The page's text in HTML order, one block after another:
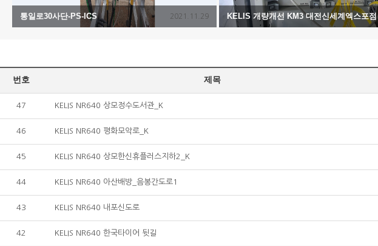
통일로30사단-PS-ICS 2021.11.29 KELIS 개량개선 KM3 대전신세계엑스포점
번호 제목
47 KELIS NR640 상모정수도서관_K
46 KELIS NR640 평화모악로_K
45 KELIS NR640 상모한신휴플러스지하2_K
44 KELIS NR640 아산배방_음봉간도로1
43 KELIS NR640 내포신도로
42 KELIS NR640 한국타이어 뒷길